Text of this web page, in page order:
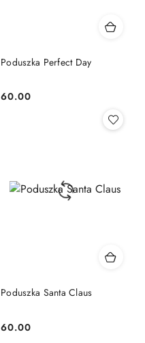
Poduszka Perfect Day
Cena:
60.00
Poduszka Santa Claus
Cena:
60.00